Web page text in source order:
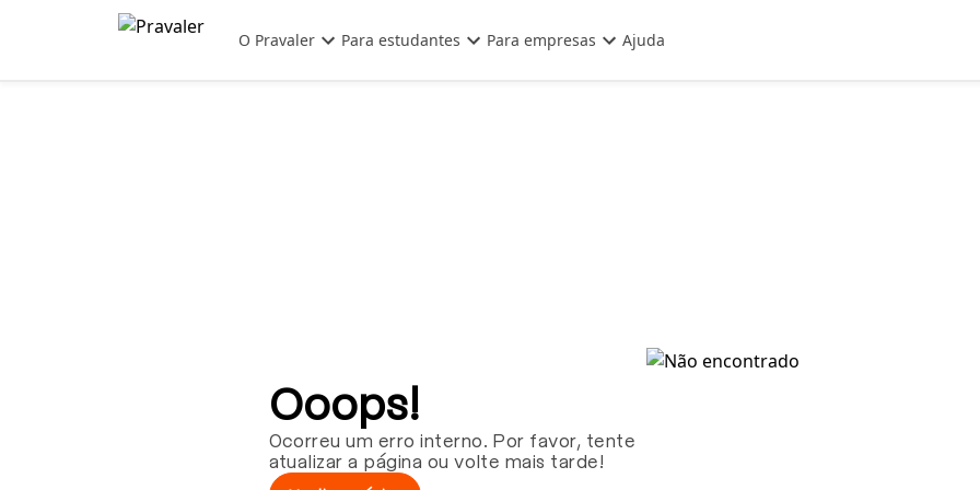
Pular para o conteúdo principal
O Pravaler Para estudantes Para empresas Ajuda
Ooops!
Ocorreu um erro interno. Por favor, tente
atualizar a página ou volte mais tarde!